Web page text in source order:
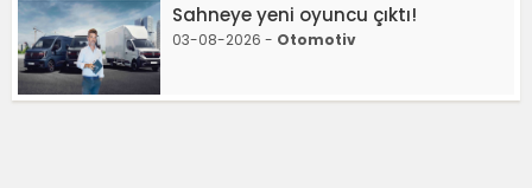
Sahneye yeni oyuncu çıktı!
03-08-2026 - Otomotiv